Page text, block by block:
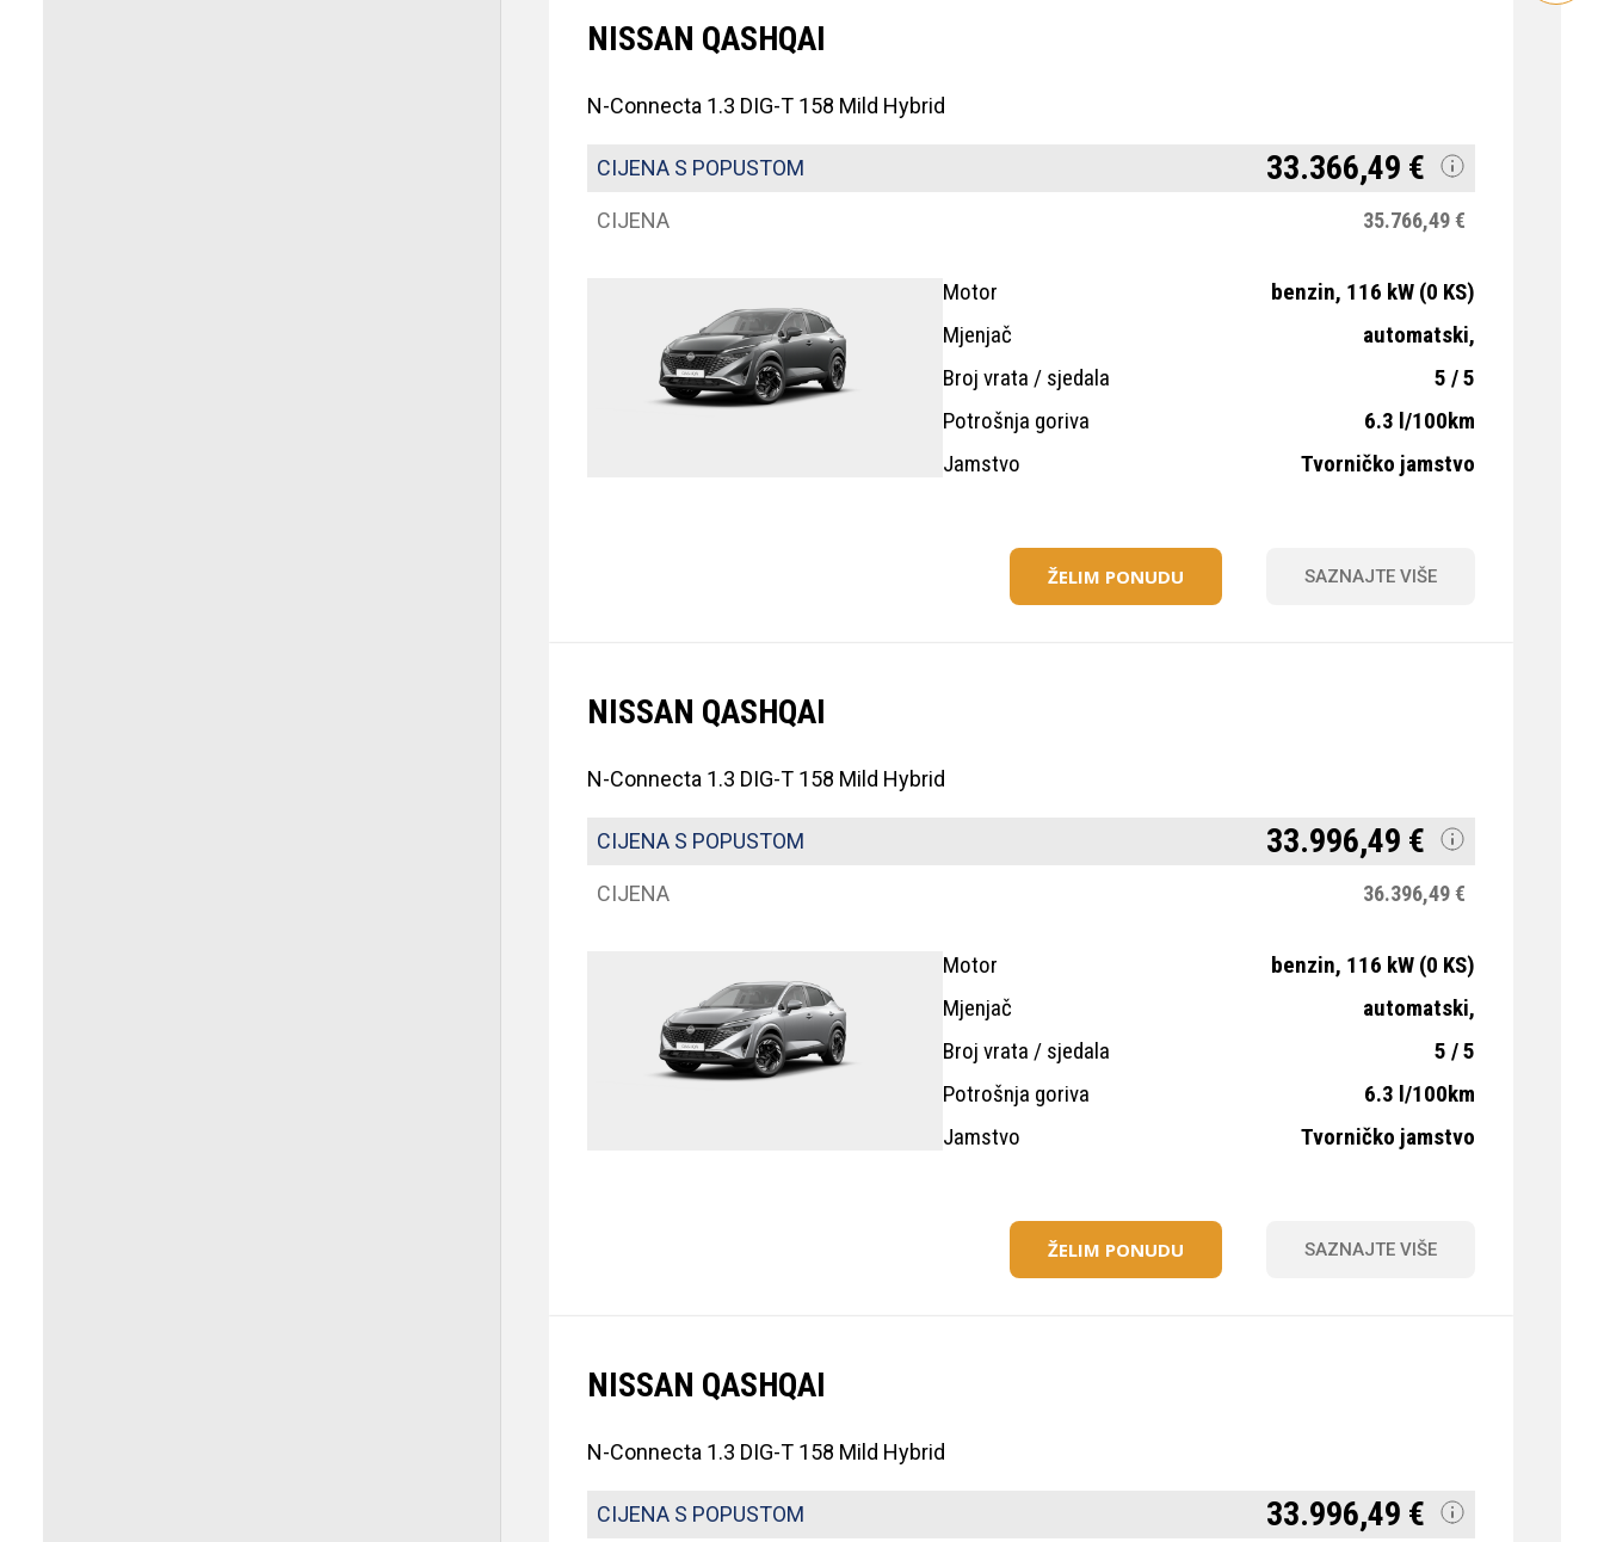
NISSAN QASHQAI
N-Connecta 1.3 DIG-T 158 Mild Hybrid
CIJENA S POPUSTOM 33.366,49 €
CIJENA 35.766,49 €
Motor
benzin, 116 kW (0 KS)
Mjenjač
automatski,
Broj vrata / sjedala
5 / 5
Potrošnja goriva
6.3 l/100km
Jamstvo
Tvorničko jamstvo
ŽELIM PONUDU SAZNAJTE VIŠE
NISSAN QASHQAI
N-Connecta 1.3 DIG-T 158 Mild Hybrid
CIJENA S POPUSTOM 33.996,49 €
CIJENA 36.396,49 €
Motor
benzin, 116 kW (0 KS)
Mjenjač
automatski,
Broj vrata / sjedala
5 / 5
Potrošnja goriva
6.3 l/100km
Jamstvo
Tvorničko jamstvo
ŽELIM PONUDU SAZNAJTE VIŠE
NISSAN QASHQAI
N-Connecta 1.3 DIG-T 158 Mild Hybrid
CIJENA S POPUSTOM 33.996,49 €